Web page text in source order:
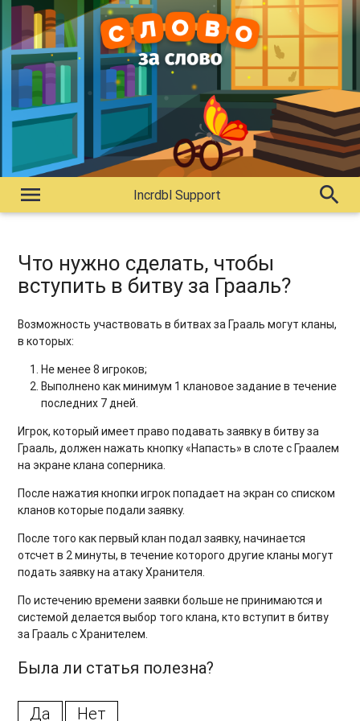
menu Incrdbl Support search
Что нужно сделать, чтобы
вступить в битву за Грааль?
Возможность участвовать в битвах за Грааль могут кланы,
в которых:
Не менее 8 игроков;
Выполнено как минимум 1 клановое задание в течение
последних 7 дней.
Игрок, который имеет право подавать заявку в битву за
Грааль, должен нажать кнопку «Напасть» в слоте с Граалем
на экране клана соперника.
После нажатия кнопки игрок попадает на экран со списком
кланов которые подали заявку.
После того как первый клан подал заявку, начинается
отсчет в 2 минуты, в течение которого другие кланы могут
подать заявку на атаку Хранителя.
По истечению времени заявки больше не принимаются и
системой делается выбор того клана, кто вступит в битву
за Грааль с Хранителем.
Была ли статья полезна?
Да Нет